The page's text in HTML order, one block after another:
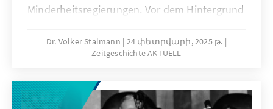
Minderheitsregierungen. Vor dem Hintergrund
bundesdeutschen Parteiensystems geht
Volker Stalmann in der 18. Ausgabe von
die Bundesrepublik heute wieder „Weimarer
Verhältnissen“ nähert.
Dr. Volker Stalmann
24 փետրվարի, 2025 թ.
Zeitgeschichte AKTUELL